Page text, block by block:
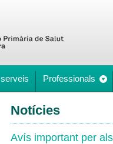
Professionals
Notícies
Avís important per